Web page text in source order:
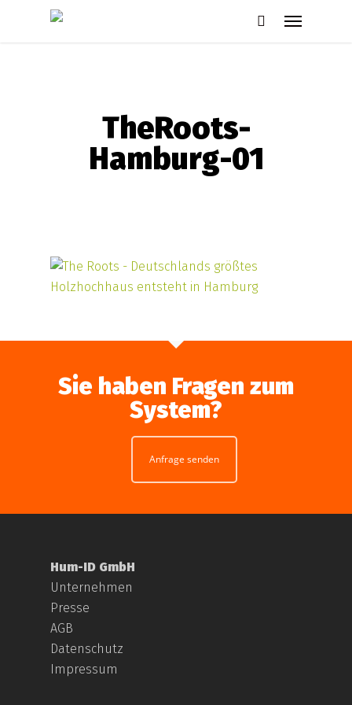
Menu
TheRoots-
Hamburg-01
Sie haben Fragen zum
System?
Anfrage senden
Hum-ID GmbH
Unternehmen
Presse
AGB
Datenschutz
Impressum